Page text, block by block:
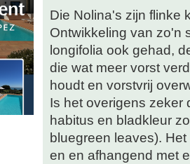
Die Nolina's zijn flinke
Ontwikkeling van zo'n
longifolia ook gehad,
die wat meer vorst
houdt en vorstvrij
Is het overigens zeker
habitus en bladkleur
bluegreen leaves).
en en afhangend met